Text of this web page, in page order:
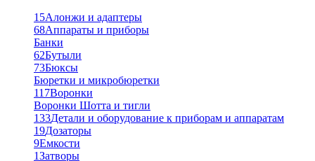
15Алонжи и адаптеры
68Аппараты и приборы
Банки
62Бутыли
73Бюксы
Бюретки и микробюретки
117Воронки
Воронки Шотта и тигли
133Детали и оборудование к приборам и аппаратам
19Дозаторы
9Емкости
1Затворы